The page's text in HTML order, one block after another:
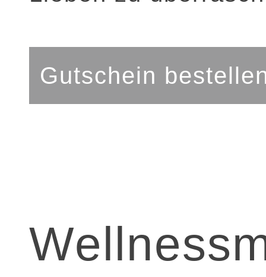
Gutschein